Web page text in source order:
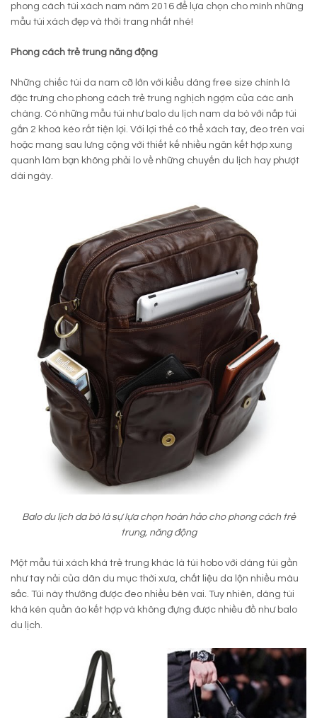
phong cách túi xách nam năm 2016 để lựa chọn cho mình những
mẫu túi xách đẹp và thời trang nhất nhé!
Phong cách trẻ trung năng động
Những chiếc túi da nam cỡ lớn với kiểu dáng free size chính là
đặc trưng cho phong cách trẻ trung nghịch ngợm của các anh
chàng. Có những mẫu túi như balo du lịch nam da bò với nắp túi
gắn 2 khoá kéo rất tiện lợi. Với lợi thế có thể xách tay, đeo trên vai
hoặc mang sau lưng cộng với thiết kế nhiều ngăn kết hợp xung
quanh làm bạn không phải lo về những chuyến du lịch hay phượt
dài ngày.
Balo du lịch da bò là sự lựa chọn hoàn hảo cho phong cách trẻ
trung, năng động
Một mẫu túi xách khá trẻ trung khác là túi hobo với dáng túi gần
như tay nải của dân du mục thời xưa, chất liệu da lộn nhiều màu
sắc. Túi này thường được đeo nhiều bên vai. Tuy nhiên, dáng túi
khá kén quần áo kết hợp và không đựng được nhiều đồ như balo
du lịch.